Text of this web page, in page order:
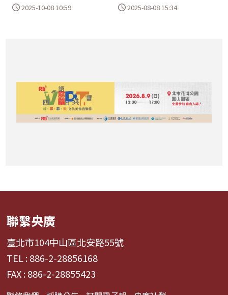
2025-10-08 10:59 2025-08-08 15:34
聯繫央廣
臺北市104中山區北安路55號
TEL : 886-2-28856168
FAX : 886-2-28855423